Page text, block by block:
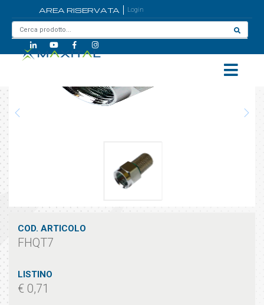
AREA RISERVATA Login
COD. ARTICOLO
FHQT7
LISTINO
€ 0,71